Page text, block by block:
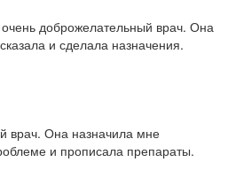
доброжелательный врач. Она
и сделала назначения.
врач. Она назначила мне
и прописала препараты.